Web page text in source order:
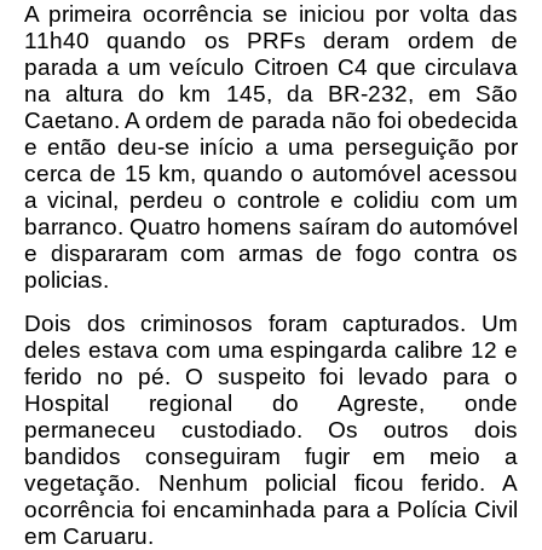
A primeira ocorrência se iniciou por volta das
11h40 quando os PRFs deram ordem de
parada a um veículo Citroen C4 que circulava
na altura do km 145, da BR-232, em São
Caetano. A ordem de parada não foi obedecida
e então deu-se início a uma perseguição por
cerca de 15 km, quando o automóvel acessou
a vicinal, perdeu o controle e colidiu com um
barranco. Quatro homens saíram do automóvel
e dispararam com armas de fogo contra os
policias.
Dois dos criminosos foram capturados. Um
deles estava com uma espingarda calibre 12 e
ferido no pé. O suspeito foi levado para o
Hospital regional do Agreste, onde
permaneceu custodiado. Os outros dois
bandidos conseguiram fugir em meio a
vegetação. Nenhum policial ficou ferido. A
ocorrência foi encaminhada para a Polícia Civil
em Caruaru.